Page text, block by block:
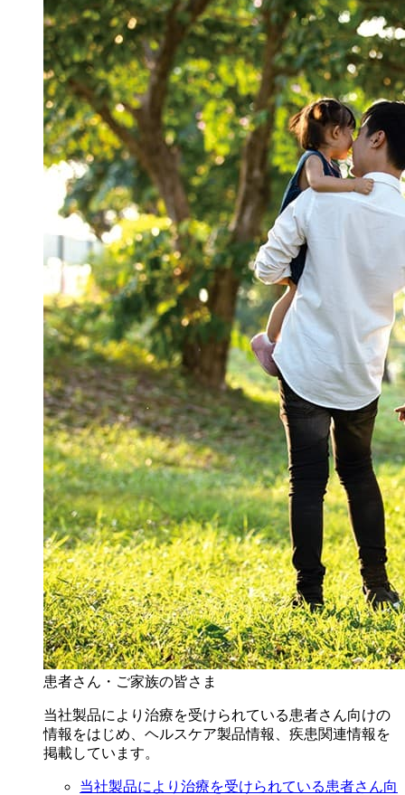
患者さん・ご家族の皆さま
当社製品により治療を受けられている患者さん向けの
情報をはじめ、ヘルスケア製品情報、疾患関連情報を
掲載しています。
当社製品により治療を受けられている患者さん向